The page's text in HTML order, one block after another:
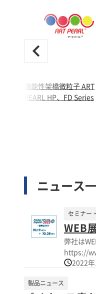
機能性架橋微粒子 ART
PEARL HP、FD Series
ニュース
WEB
セミナー
弊社はWEB展
https://www.chemmate.jp/online 展示内容： ・
クリル樹
2022
製品ニュース